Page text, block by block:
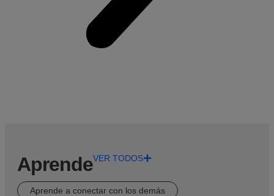
AprendeVER TODOS
Aprende a conectar con los demás